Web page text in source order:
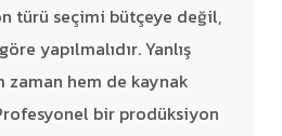
türü seçimi bütçeye değil,
yapılmalıdır. Yanlış
hem de kaynak
bir prodüksiyon